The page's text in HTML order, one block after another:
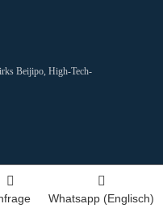
Beijipo, High-Tech-
Whatsapp (Englisch)